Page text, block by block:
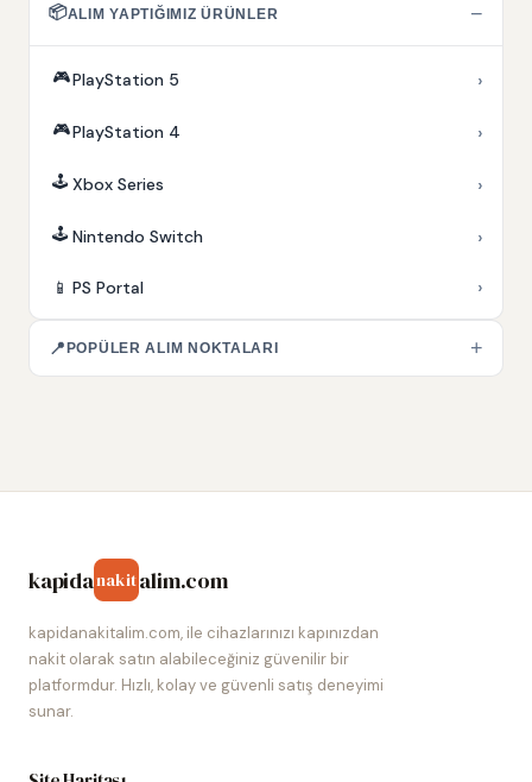
📦ALIM YAPTIĞIMIZ ÜRÜNLER −
🎮PlayStation 5 ›
🎮PlayStation 4 ›
🕹️ Xbox Series ›
🕹️ Nintendo Switch ›
📱 PS Portal ›
📍 POPÜLER ALIM NOKTALARI +
kapidanakitalim.com
kapidanakitalim.com, ile cihazlarınızı kapınızdan
nakit olarak satın alabileceğiniz güvenilir bir
platformdur. Hızlı, kolay ve güvenli satış deneyimi
sunar.